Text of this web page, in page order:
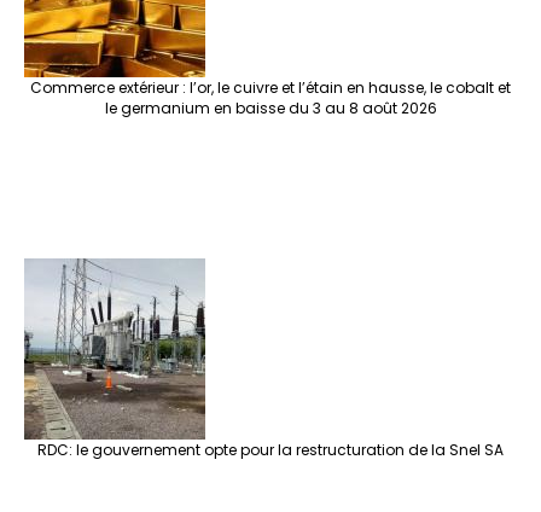
Commerce extérieur : l’or, le cuivre et l’étain en hausse, le cobalt et
le germanium en baisse du 3 au 8 août 2026
RDC: le gouvernement opte pour la restructuration de la Snel SA